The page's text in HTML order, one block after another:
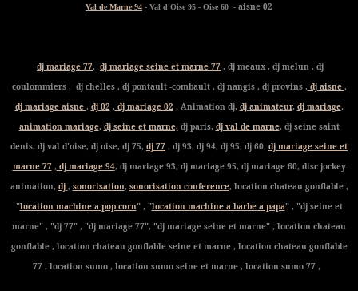
Val de Marne 94 - Val d'Oise 95 - Oise 60 - aisne 02
dj mariage 77, dj mariage seine et marne 77 , dj meaux , dj melun , dj
coulommiers , dj chelles , dj pontault -combault , dj nangis , dj provins ,dj aisne ,
dj mariage aisne , dj 02 ,dj mariage 02 , Animation dj, dj animateur, dj mariage,
animation mariage, dj seine et marne,dj paris, dj val de marne, dj seine saint
denis, dj val d'oise, dj oise, dj 75, dj 77 , dj 93, dj 94, dj 95, dj 60, dj mariage seine et
marne 77,dj mariage 94, dj mariage 93, dj mariage 95, dj mariage 60, disc jockey
animation, dj , sonorisation, sonorisation conference, location chateau gonflable ,
"location machine a pop corn" , "location machine a barbe a papa" , "dj seine et
marne" , "dj 77" , "dj mariage 77", "dj mariage seine et marne" , location chateau
gonflable , location chateau gonflable seine et marne , location chateau gonflable
77 , location sumo , location sumo seine et marne , location sumo 77 ,